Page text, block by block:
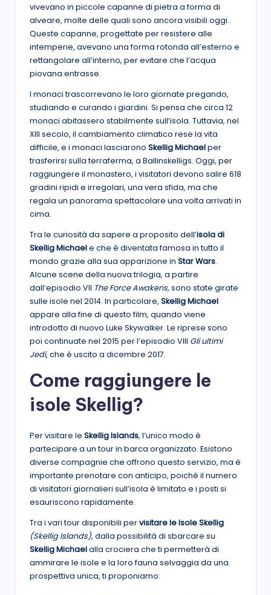
vivevano in piccole capanne di pietra a forma di
alveare, molte delle quali sono ancora visibili oggi.
Queste capanne, progettate per resistere alle
intemperie, avevano una forma rotonda all’esterno e
rettangolare all’interno, per evitare che l’acqua
piovana entrasse.
I monaci trascorrevano le loro giornate pregando,
studiando e curando i giardini. Si pensa che circa 12
monaci abitassero stabilmente sull’isola. Tuttavia, nel
XIII secolo, il cambiamento climatico rese la vita
difficile, e i monaci lasciarono Skellig Michaelper
trasferirsi sulla terraferma, a Ballinskelligs. Oggi, per
raggiungere il monastero, i visitatori devono salire 618
gradini ripidi e irregolari, una vera sfida, ma che
regala un panorama spettacolare una volta arrivati in
cima.
Tra le curiosità da sapere a proposito dell’isola di
Skellig Michaele che è diventata famosa in tutto il
mondo grazie alla sua apparizione in Star Wars.
Alcune scene della nuova trilogia, a partire
dall’episodio VII The Force Awakens, sono state girate
sulle isole nel 2014. In particolare, Skellig Michael
appare alla fine di questo film, quando viene
introdotto di nuovo Luke Skywalker. Le riprese sono
poi continuate nel 2015 per l’episodio VIII Gli ultimi
Jedi, che è uscito a dicembre 2017.
Come raggiungere le
isole Skellig?
Per visitare le Skellig Islands, l’unico modo è
partecipare a un tour in barca organizzato. Esistono
diverse compagnie che offrono questo servizio, ma è
importante prenotare con anticipo, poiché il numero
di visitatori giornalieri sull’isola è limitato e i posti si
esauriscono rapidamente.
Tra i vari tour disponibili pervisitare le Isole Skellig
(Skellig Islands), dalla possibilità di sbarcare su
Skellig Michaelalla crociera che ti permetterà di
ammirare le isole e la loro fauna selvaggia da una
prospettiva unica, ti proponiamo: